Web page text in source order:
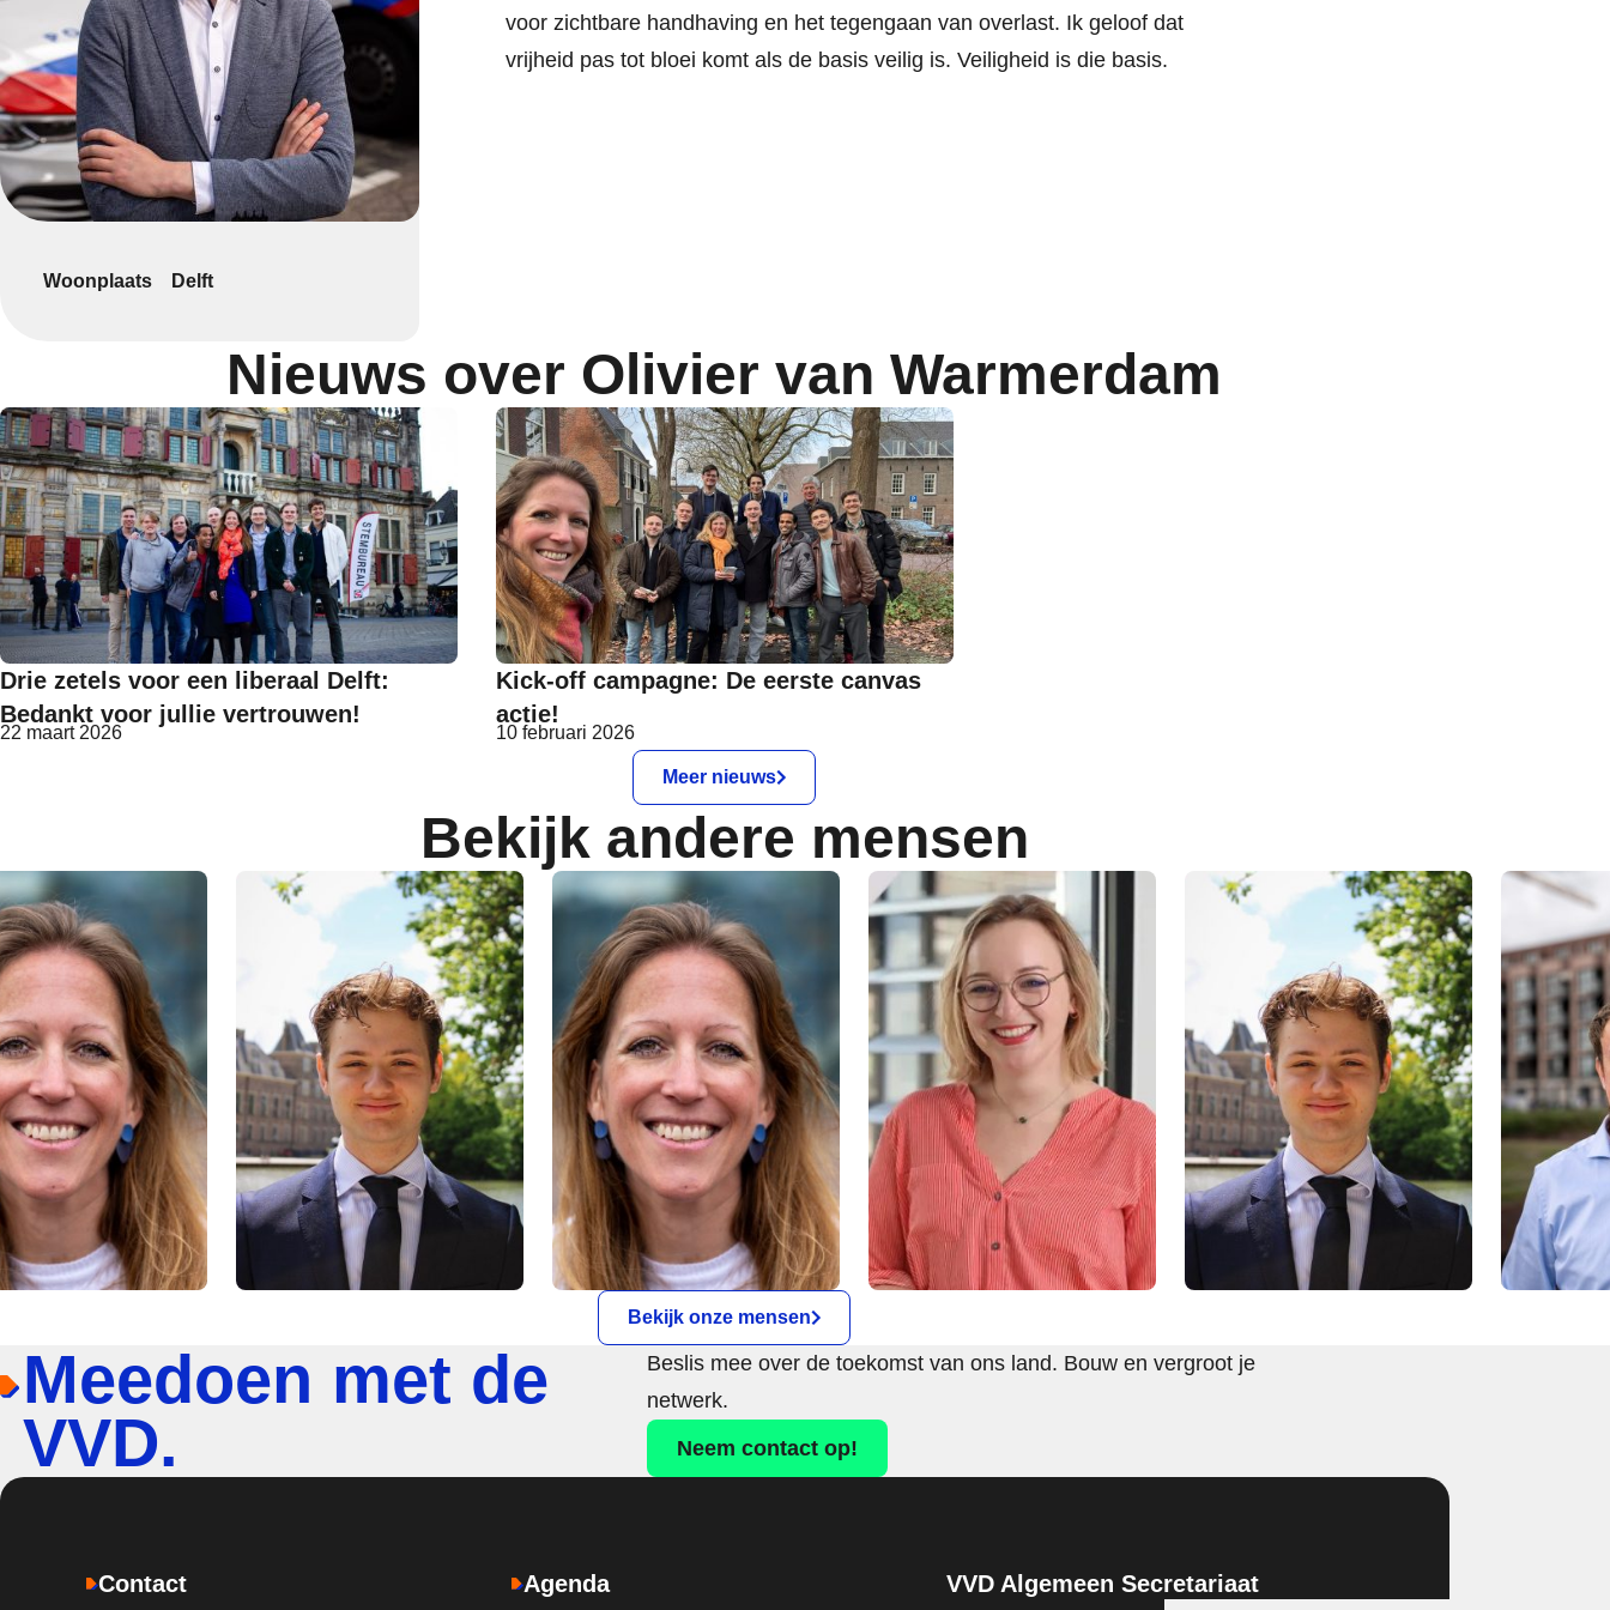
Woonplaats Delft
voor zichtbare handhaving en het tegengaan van overlast. Ik geloof dat
vrijheid pas tot bloei komt als de basis veilig is. Veiligheid is die basis.
Nieuws over Olivier van Warmerdam
Drie zetels voor een liberaal Delft:
Bedankt voor jullie vertrouwen!
22 maart 2026
Kick-off campagne: De eerste canvas
actie!
10 februari 2026
Meer nieuws
Bekijk andere mensen
Bekijk onze mensen
Meedoen met de
VVD.
Beslis mee over de toekomst van ons land. Bouw en vergroot je
netwerk.
Neem contact op!
Contact Agenda VVD Algemeen Secretariaat